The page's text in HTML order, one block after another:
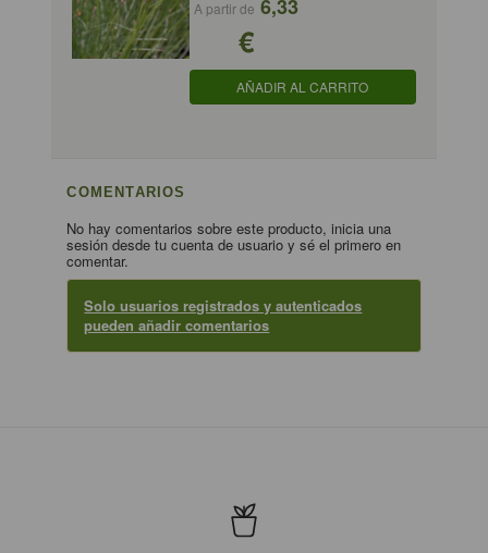
A partir de 6,33
€
AÑADIR AL CARRITO
COMENTARIOS
No hay comentarios sobre este producto, inicia una
sesión desde tu cuenta de usuario y sé el primero en
comentar.
Solo usuarios registrados y autenticados
pueden añadir comentarios